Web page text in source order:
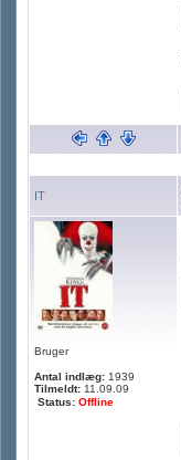
IT
Bruger
Antal indlæg: 1939
Tilmeldt: 11.09.09
Status: Offline